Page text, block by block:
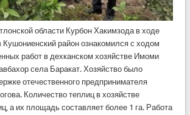
области Курбон Хакимзода в ходе
Кушониенский район ознакомился с ходом
работ в дехканском хозяйстве Имоми
села Баракат. Хозяйство было
отечественного предпринимателя
Количество теплиц в хозяйстве
а их площадь составляет более 1 га. Работа